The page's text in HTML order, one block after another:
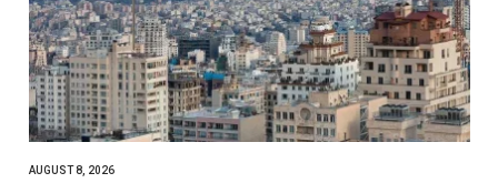
AUGUST 8, 2026